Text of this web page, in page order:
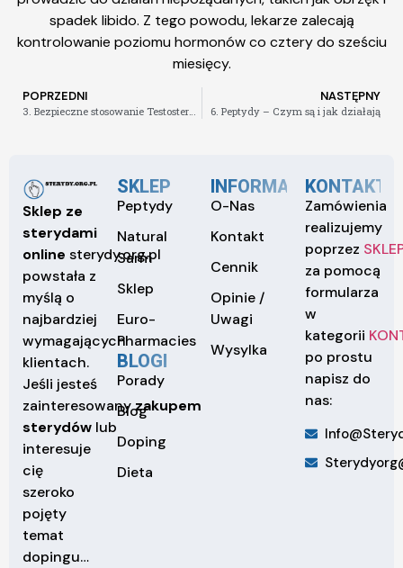
spadek libido. Z tego powodu, lekarze zalecają
kontrolowanie poziomu hormonów co cztery do sześciu
miesięcy.
POPRZEDNI NASTĘPNY
6. Peptydy – Czym są i jak działają
Sklep ze
sterydami
online sterydy.org.pl
powstała z
myślą o
najbardziej
wymagających
klientach.
Jeśli jesteś
zainteresowanyzakupem
sterydów lub
interesuje
cię
szeroko
pojęty
temat
dopingu…
SKLEP
Peptydy
Natural
Sarm
Sklep
Euro-
Pharmacies
BLOGI
Porady
Blog
Doping
Dieta
INFORMACJE
O-Nas
Kontakt
Cennik
Opinie /
Uwagi
Wysylka
KONTAKT
Zamówienia
realizujemy
poprzez
za pomocą
formularza
w
kategorii
po prostu
napisz do
nas: